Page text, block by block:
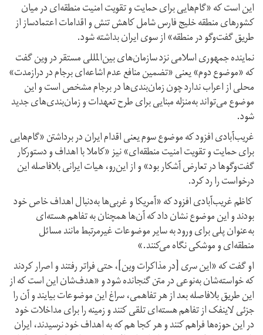
این است که «گام‌هایی برای حمایت و تقویت امنیت منطقه‌ای در میان
کشورهای منطقه‌ خلیج فارس شامل کاهش تنش و اقدامات اعتمادساز از
طریق گفت‌وگو در منطقه» از سوی ایران بداشته شود.
نماینده جمهوری اسلامی نزد سازمان‌های بین‌المللی مستقر در وین گفت
که «موضوع دوم» یعنی «تضمین منافع عدم اشاعه‌ای برجام در درازمدت»
محلی از اعراب ندارد چون زمان‌بندی‌ها در برجام مشخص است و این
موضوع می‌تواند به‌منزله‌ مبنایی برای طرح تعهدات و زمان‌بندی‌های جدید
شود.
غریب‌آبادی افزود که موضوع سوم یعنی اقدام ایران در برداشتن «گام‌هایی
برای حمایت و تقویت امنیت منطقه‌ای» نیز «کاملا با اهداف و دستورکار
گفت‌وگوها در تعارض آشکار بود» و از این‌رو، هیات ایرانی بلافاصله این
درخواست را رد کرد.
کاظم غریب‌آبادی افزود که «آمریکا و غربی‌ها به‌دنبال اهداف خاص خود
بودند و این موضوع نشان داد که آن‌ها همچنان به تفاهم هسته‌ای
به‌عنوان پلی برای ورود به سایر موضوعات غیرمرتبط مانند مسائل
منطقه‌ای و موشکی نگاه می‌کنند.»
او گفت که «این‌ سری [در مذاکرات وین]، حتی فراتر رفتند و اصرار کردند
که خواسته‌‌شان به‌نوعی در متن گنجانده شود و «هدف‌شان این است که از
این طریق بلافاصله بعد از هر تفاهمی، سراغ این موضوعات بیایند و آن را
جزئی لاینفک از تفاهم هسته‌ای تلقی کنند و زمینه را برای مداخلات خود
در این حوزه‌ها فراهم کنند و هر کجا هم که به اهداف خود نرسیدند، ایران